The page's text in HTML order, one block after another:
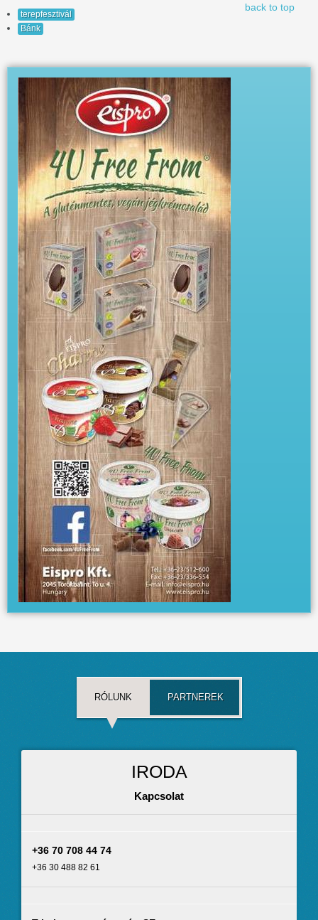
back to top
terepfesztivál
Bánk
RÓLUNK PARTNEREK
IRODA
Kapcsolat
+36 70 708 44 74
+36 30 488 82 61